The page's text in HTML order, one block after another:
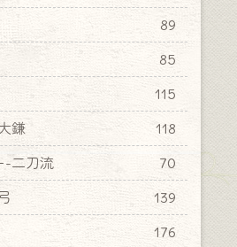
89
85
115
鎌
118
-二刀流
70
139
176